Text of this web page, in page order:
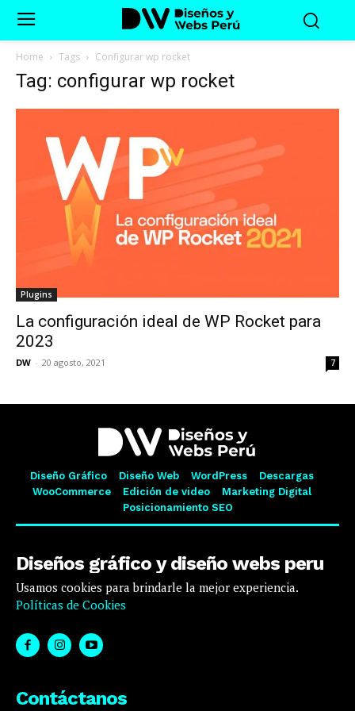
Home Tags Configurar wp rocket
Tag: configurar wp rocket
Plugins
La configuración ideal de WP Rocket para
2023
DW - 20 agosto, 2021 7
Diseño Gráfico Diseño Web WordPress
Descargas
WooCommerce
Edición de video
Marketing Digital
Posicionamiento SEO
Diseños gráfico y diseño webs peru
Usamos cookies para brindarle la mejor experiencia.
Políticas de Cookies
Contáctanos